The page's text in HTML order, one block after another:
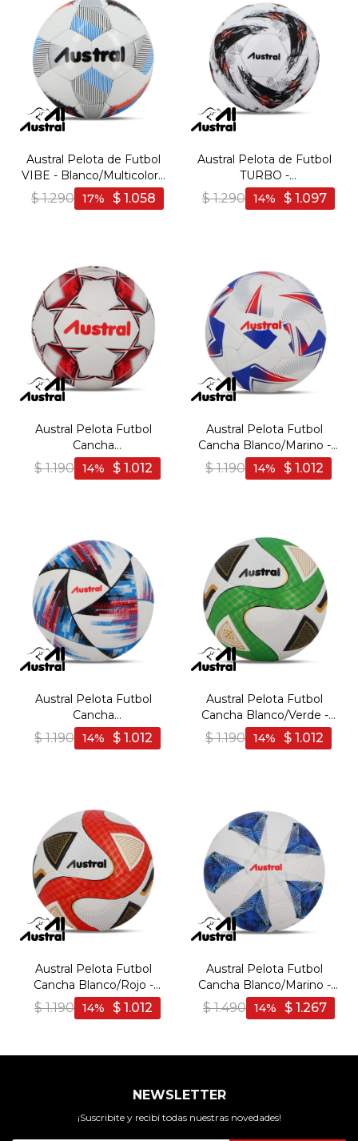
Austral Pelota de Futbol
VIBE - Blanco/Multicolor -
Blanco-Multicolor
$ 1.290 $ 1.058
17
Austral Pelota de Futbol
TURBO -
Blanco/Multicolor -
Blanco-Multicolor
$ 1.290 $ 1.097
14
Austral Pelota Futbol
Cancha
Blanco/Rojo/Negro -
Blanco-Rojo
$ 1.190 $ 1.012
14
Austral Pelota Futbol
Cancha Blanco/Marino -
Blanco-Marino
$ 1.190 $ 1.012
14
Austral Pelota Futbol
Cancha
Blanco/Celeste/Naranja -
Blanco-Celeste
$ 1.190 $ 1.012
14
Austral Pelota Futbol
Cancha Blanco/Verde -
Blanco-Verde
$ 1.190 $ 1.012
14
Austral Pelota Futbol
Cancha Blanco/Rojo -
Blanco-Rojo
$ 1.190 $ 1.012
14
Austral Pelota Futbol
Cancha Blanco/Marino -
Blanco-Marino
$ 1.490 $ 1.267
14
NEWSLETTER
¡Suscribite y recibí todas nuestras novedades!